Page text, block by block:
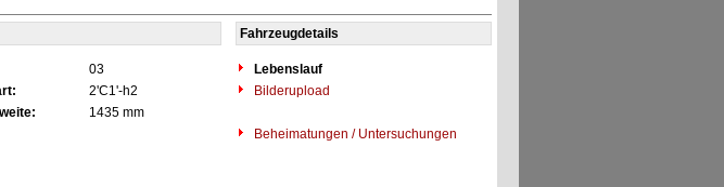
Fahrzeugdetails
03
Lebenslauf
2'C1'-h2
Bilderupload
1435 mm
Beheimatungen / Untersuchungen